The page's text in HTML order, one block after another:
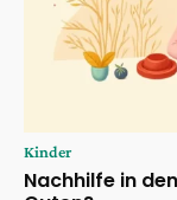
Kinder
Nachhilfe in